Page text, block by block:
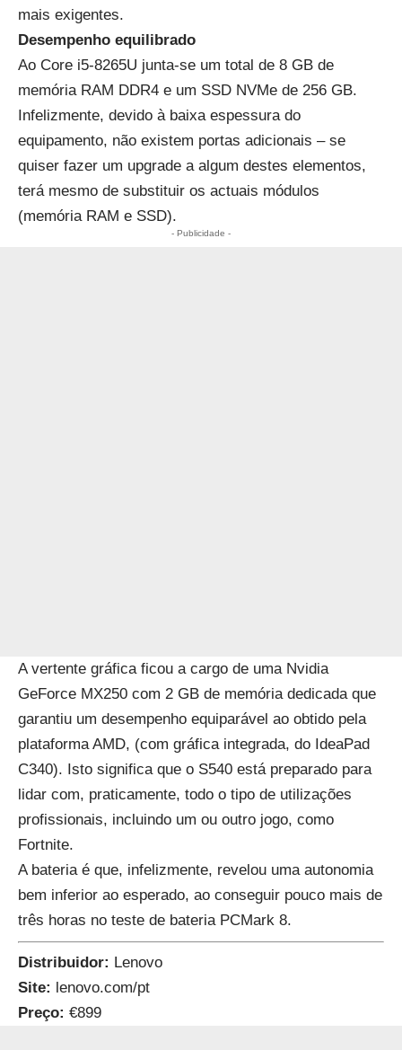
mais exigentes.
Desempenho equilibrado
Ao Core i5-8265U junta-se um total de 8 GB de
memória RAM DDR4 e um SSD NVMe de 256 GB.
Infelizmente, devido à baixa espessura do
equipamento, não existem portas adicionais – se
quiser fazer um upgrade a algum destes elementos,
terá mesmo de substituir os actuais módulos
(memória RAM e SSD).
- Publicidade -
A vertente gráfica ficou a cargo de uma Nvidia
GeForce MX250 com 2 GB de memória dedicada que
garantiu um desempenho equiparável ao obtido pela
plataforma AMD, (com gráfica integrada, do IdeaPad
C340). Isto significa que o S540 está preparado para
lidar com, praticamente, todo o tipo de utilizações
profissionais, incluindo um ou outro jogo, como
Fortnite.
A bateria é que, infelizmente, revelou uma autonomia
bem inferior ao esperado, ao conseguir pouco mais de
três horas no teste de bateria PCMark 8.
Distribuidor: Lenovo
Site: lenovo.com/pt
Preço: €899